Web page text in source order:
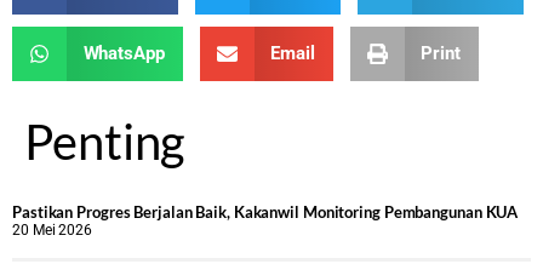
WhatsApp Email Print
Penting
Pastikan Progres Berjalan Baik, Kakanwil Monitoring Pembangunan KUA
20 Mei 2026